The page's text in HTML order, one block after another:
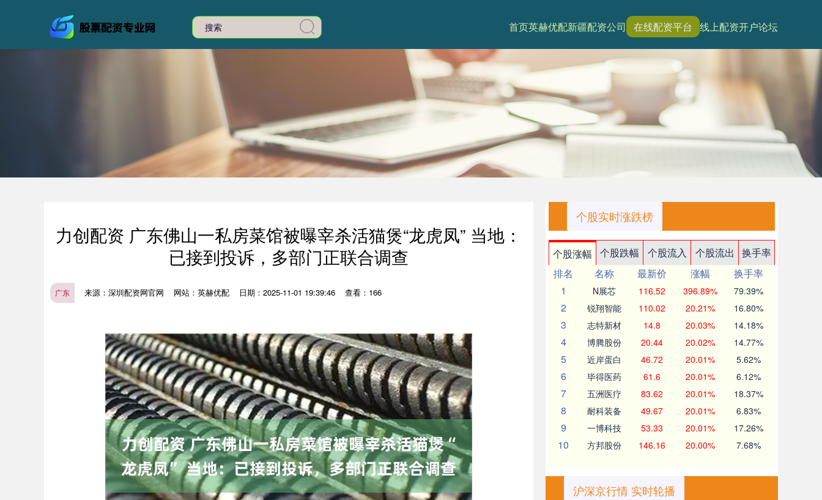
首页英赫优配新疆配资公司 在线配资平台 线上配资开户论坛
力创配资 广东佛山一私房菜馆被曝宰杀活猫煲“龙虎凤” 当地：
已接到投诉，多部门正联合调查
广东 来源：深圳配资网官网 网站：英赫优配 日期：2025-11-01 19:39:46 查看：166
个股实时涨跌榜
个股涨幅 个股跌幅 个股流入 个股流出
换手率
排名
名称 最新价 涨幅
换手率
1
N展芯 116.52 396.89% 79.39%
2 锐翔智能 110.02 20.21% 16.80%
3 志特新材 14.8 20.03% 14.18%
4 博腾股份 20.44 20.02% 14.77%
5 近岸蛋白 46.72 20.01% 5.62%
6 毕得医药 61.6 20.01% 6.12%
7 五洲医疗 83.62 20.01% 18.37%
8 耐科装备 49.67 20.01% 6.83%
9 一博科技 53.33 20.01% 17.26%
10 方邦股份 146.16 20.00% 7.68%
沪深京行情 实时轮播